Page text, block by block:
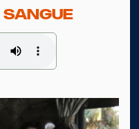
sangue